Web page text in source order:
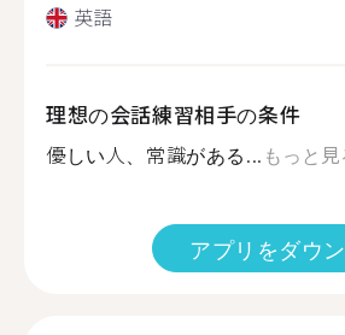
英語
理想の会話練習相手の条件
優しい人、常識がある... もっと見
アプリをダウ